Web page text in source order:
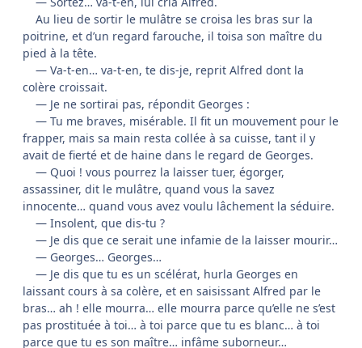
Au lieu de sortir le mulâtre se croisa les bras sur la
poitrine, et d’un regard farouche, il toisa son maître du
pied à la tête.
— Va-t-en… va-t-en, te dis-je, reprit Alfred dont la
colère croissait.
— Je ne sortirai pas, répondit Georges :
— Tu me braves, misérable. Il fit un mouvement pour le
frapper, mais sa main resta collée à sa cuisse, tant il y
avait de fierté et de haine dans le regard de Georges.
— Quoi ! vous pourrez la laisser tuer, égorger,
assassiner, dit le mulâtre, quand vous la savez
innocente… quand vous avez voulu lâchement la séduire.
— Insolent, que dis-tu ?
— Je dis que ce serait une infamie de la laisser mourir…
— Georges… Georges…
— Je dis que tu es un scélérat, hurla Georges en
laissant cours à sa colère, et en saisissant Alfred par le
bras… ah ! elle mourra… elle mourra parce qu’elle ne s’est
pas prostituée à toi… à toi parce que tu es blanc… à toi
parce que tu es son maître… infâme suborneur…